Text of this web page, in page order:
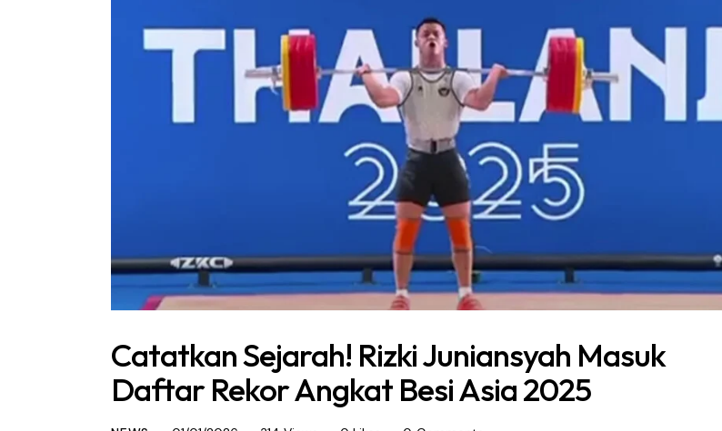
Catatkan Sejarah! Rizki Juniansyah Masuk
Daftar Rekor Angkat Besi Asia 2025